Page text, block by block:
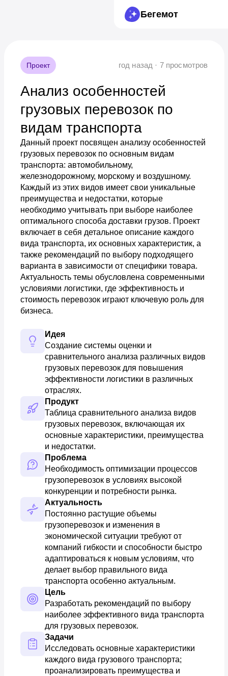
Бегемот
Проект год назад · 7 просмотров
Анализ особенностей
грузовых перевозок по
видам транспорта
Данный проект посвящен анализу особенностей
грузовых перевозок по основным видам
транспорта: автомобильному,
железнодорожному, морскому и воздушному.
Каждый из этих видов имеет свои уникальные
преимущества и недостатки, которые
необходимо учитывать при выборе наиболее
оптимального способа доставки грузов. Проект
включает в себя детальное описание каждого
вида транспорта, их основных характеристик, а
также рекомендаций по выбору подходящего
варианта в зависимости от специфики товара.
Актуальность темы обусловлена современными
условиями логистики, где эффективность и
стоимость перевозок играют ключевую роль для
бизнеса.
Идея
Создание системы оценки и
сравнительного анализа различных видов
грузовых перевозок для повышения
эффективности логистики в различных
отраслях.
Продукт
Таблица сравнительного анализа видов
грузовых перевозок, включающая их
основные характеристики, преимущества
и недостатки.
Проблема
Необходимость оптимизации процессов
грузоперевозок в условиях высокой
конкуренции и потребности рынка.
Актуальность
Постоянно растущие объемы
грузоперевозок и изменения в
экономической ситуации требуют от
компаний гибкости и способности быстро
адаптироваться к новым условиям, что
делает выбор правильного вида
транспорта особенно актуальным.
Цель
Разработать рекомендаций по выбору
наиболее эффективного вида транспорта
для грузовых перевозок.
Задачи
Исследовать основные характеристики
каждого вида грузового транспорта;
проанализировать преимущества и